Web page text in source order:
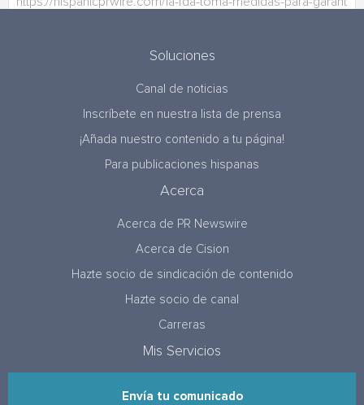
Soluciones
Canal de noticias
Inscríbete en nuestra lista de prensa
¡Añada nuestro contenido a tu página!
Para publicaciones hispanas
Acerca
Acerca de PR Newswire
Acerca de Cision
Hazte socio de sindicación de contenido
Hazte socio de canal
Carreras
Mis Servicios
Envía tu comunicado